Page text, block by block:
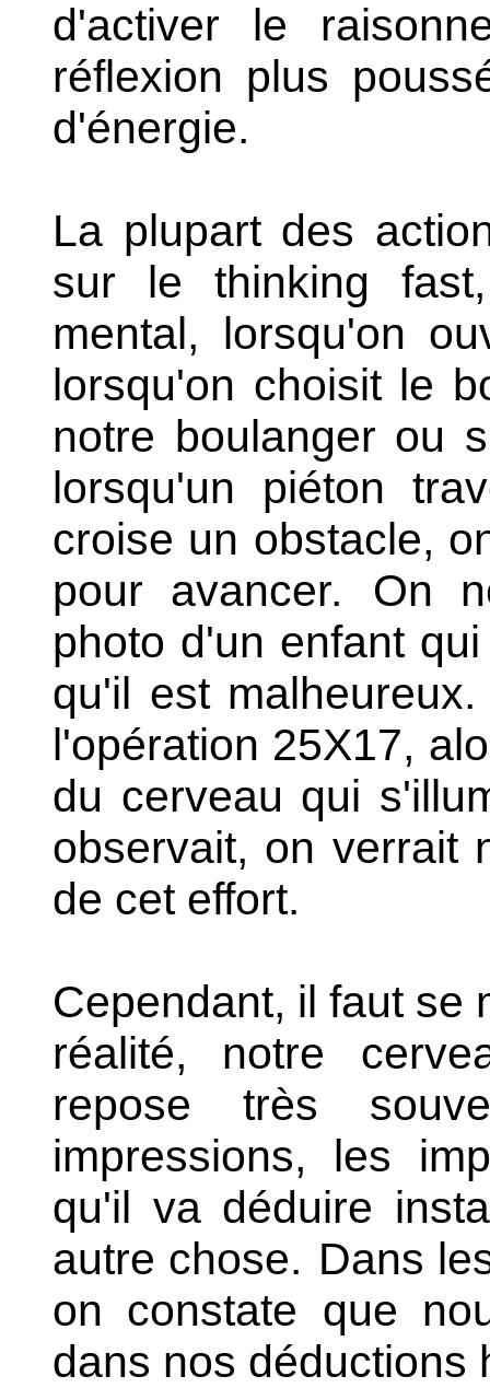
d'activer le
réflexion plus
d'énergie.
La plupart des
sur le thinking
mental, lorsqu'on
lorsqu'on choisit le
notre boulanger ou
lorsqu'un piéton
croise un obstacle,
pour avancer.
On
photo d'un enfant
qu'il est malheureux.
l'opération 25X17,
du cerveau qui
observait, on verrait
de cet effort.
Cependant, il faut se
réalité, notre
repose très
impressions, les
qu'il va déduire
autre chose. Dans
on constate que
dans nos déductions